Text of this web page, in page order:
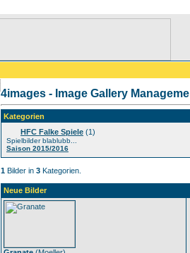
4images - Image Gallery
Kategorien
HFC Falke Spiele (1)
Spielbilder blablubb...
Saison 2015/2016
1 Bilder in 3 Kategorien.
Neue Bilder